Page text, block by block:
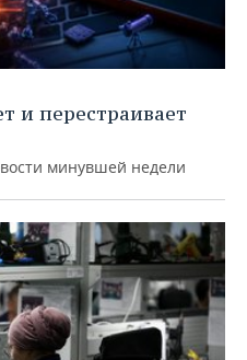
и перестраивает
минувшей недели